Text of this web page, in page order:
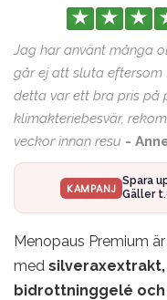
★ ★ ★
Jag har använt många
går ej att sluta
detta var ett bra pris på
klimakteriebesvär,
veckor innan resu -
KAMPANJ
Spara
Gäller
Menopaus Premium
med
bidrottninggelé